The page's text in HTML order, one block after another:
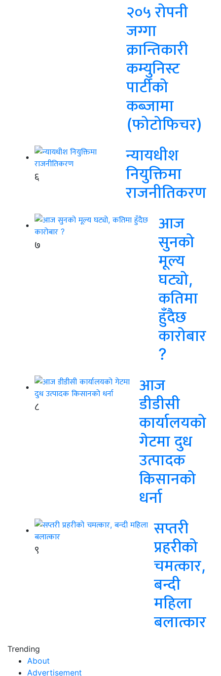
२०५ रोपनी
जग्गा
क्रान्तिकारी
कम्युनिस्ट
पार्टीको
कब्जामा
(फोटोफिचर)
६
न्यायधीश
नियुक्तिमा
राजनीतिकरण
७
आज
सुनको
मूल्य
घट्यो,
कतिमा
हुँदैछ
कारोबार
?
८
आज
डीडीसी
कार्यालयको
गेटमा दुध
उत्पादक
किसानको
धर्ना
९
सप्तरी
प्रहरीको
चमत्कार,
बन्दी
महिला
बलात्कार
Trending
About
Advertisement